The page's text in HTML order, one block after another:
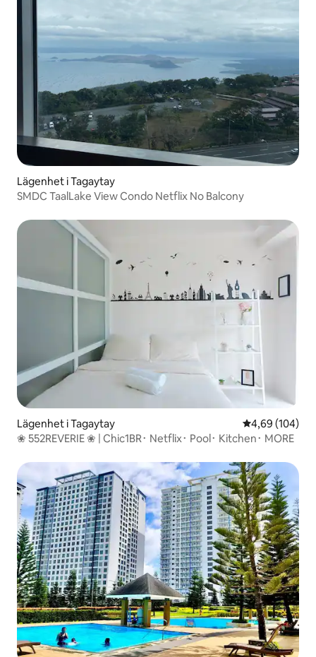
Lägenhet i Tagaytay
SMDC TaalLake View Condo Netflix No Balcony
Lägenhet i Tagaytay 4,69 av 5 i
4,69 (104)
❀ 552REVERIE ❀ | Chic1BR･ Netflix･ Pool･ Kitchen･ MORE